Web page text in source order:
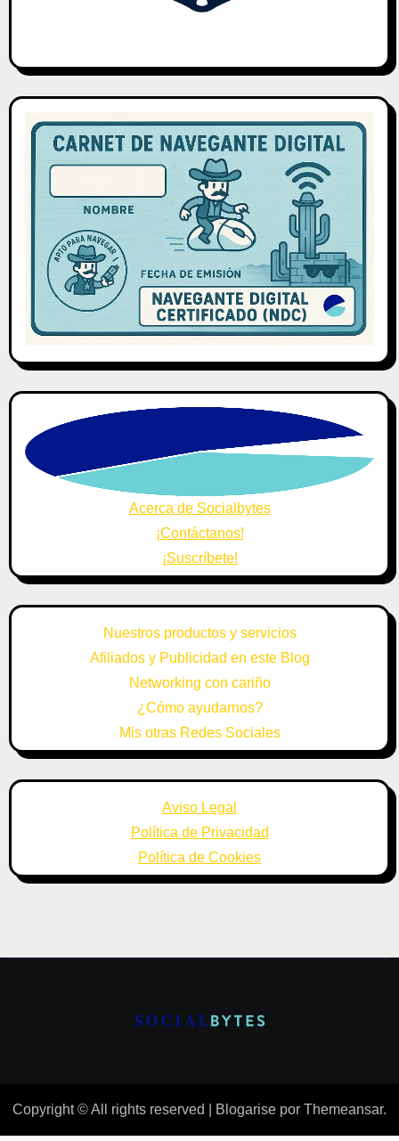
Acerca de Socialbytes
¡Contáctanos!
¡Suscríbete!
Nuestros productos y servicios
Afiliados y Publicidad en este Blog
Networking con cariño
¿Cómo ayudarnos?
Mis otras Redes Sociales
Aviso Legal
Política de Privacidad
Política de Cookies
Copyright © All rights reserved Blogarise por Themeansar.